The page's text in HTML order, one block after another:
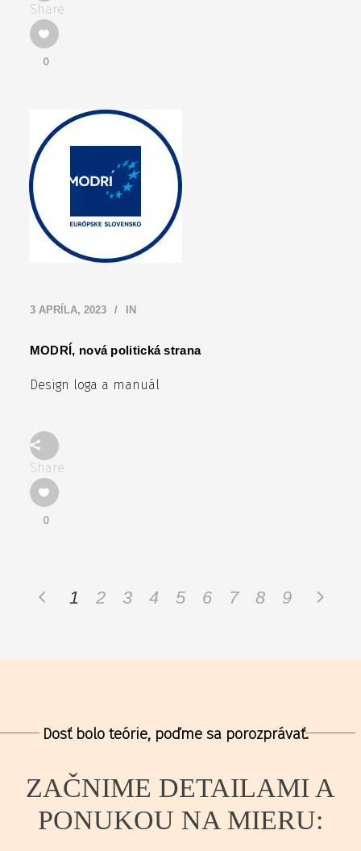
Share
0
3 APRÍLA, 2023 IN
MODRÍ, nová politická strana
Design loga a manuál
Share
0
1 2 3 4 5 6 7 8 9
Dosť bolo teórie, poďme sa porozprávať.
ZAČNIME DETAILAMI A
PONUKOU NA MIERU: